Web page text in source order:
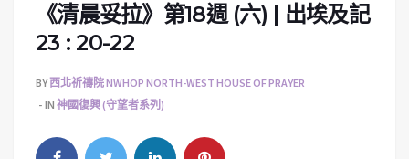
《清晨妥拉》第18週 (六) | 出埃及記
23 : 20-22
BY西北祈禱院 NWHOP NORTH-WEST HOUSE OF PRAYER
IN 神國復興 (守望者系列)